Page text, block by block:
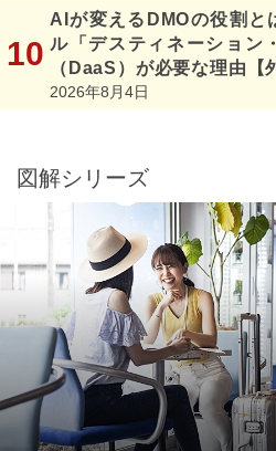
AIが変えるDMOの役割
ル「デスティネーション
（DaaS）が必要な理由【
2026年8月4日
図解シリーズ